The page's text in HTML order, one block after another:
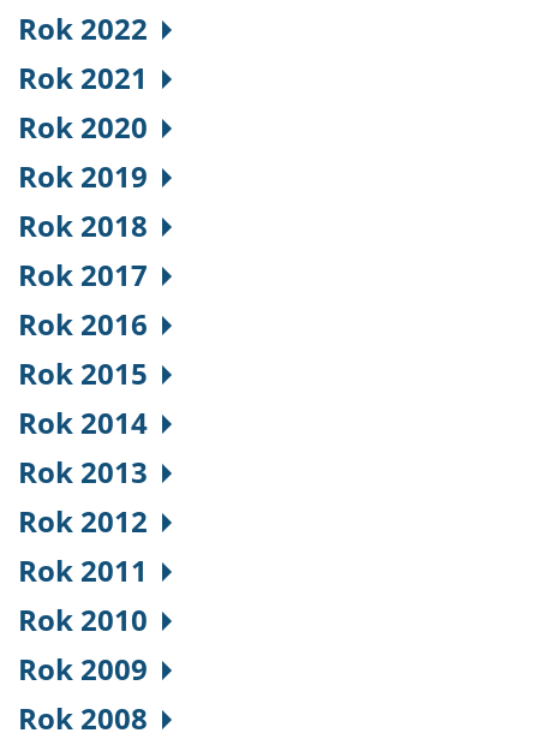
Rok 2022
Rok 2021
Rok 2020
Rok 2019
Rok 2018
Rok 2017
Rok 2016
Rok 2015
Rok 2014
Rok 2013
Rok 2012
Rok 2011
Rok 2010
Rok 2009
Rok 2008